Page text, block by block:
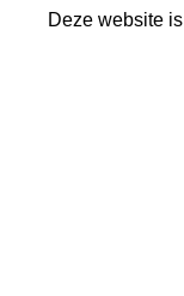
Deze website